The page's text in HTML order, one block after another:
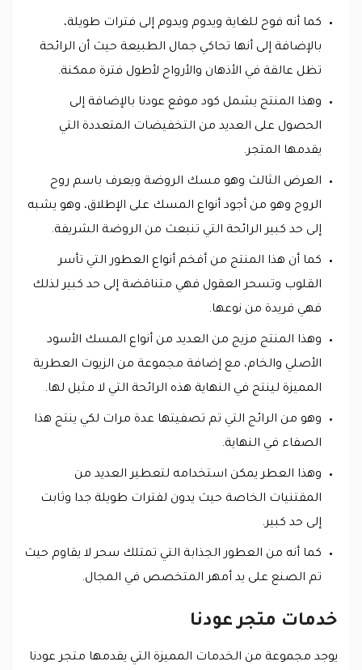
كما أنه فوح للغاية ويدوم ويدوم إلى فترات طويلة،
بالإضافة إلى أنها تحاكي جمال الطبيعة حيث أن الرائحة
تظل عالقة في الأذهان والأرواح لأطول فترة ممكنة.
وهذا المنتج يشمل كود موقع عودنا بالإضافة إلى
الحصول على العديد من التخفيضات المتعددة التي
يقدمها المتجر.
العرض الثالث وهو مسك الروضة ويعرف باسم روح
الروح وهو من أجود أنواع المسك على الإطلاق، وهو يشبه
إلى حد كبير الرائحة التي تنبعث من الروضة الشريفة.
كما أن هذا المنتج من أفخم أنواع العطور التي تأسر
القلوب وتسحر العقول فهي متناقضة إلى حد كبير لذلك
فهي فريدة من نوعها.
وهذا المنتج مزيج من العديد من أنواع المسك الأسود
الأصلي والخام، مع إضافة مجموعة من الزيوت العطرية
المميزة لينتج في النهاية هذه الرائحة التي لا مثيل لها.
وهو من الرائج التي تم تصفيتها عدة مرات لكي ينتج هذا
الصفاء في النهاية.
وهذا العطر يمكن استخدامه لتعطير العديد من
المقتنيات الخاصة حيث يدون لفترات طويلة جدا وثابت
إلى حد كبير.
كما أنه من العطور الجذابة التي تمتلك سحر لا يقاوم حيث
تم الصنع على يد أمهر المتخصص في المجال.
خدمات متجر عودنا
يوجد مجموعة من الخدمات المميزة التي يقدمها متجر عودنا